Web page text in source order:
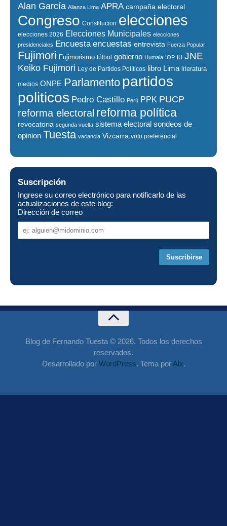
Alan García Alianza Lima APRA campaña electoral
Congreso Constitucion elecciones
elecciones 2026 Elecciones Municipales elecciones
presidenciales Encuesta encuestas entrevista Fuerza Popular
Fujimori Fujimorismo fútbol gobierno Humala IOP IU JNE
Keiko Fujimori Ley de Partidos Políticos libro Lima literatura
medios ONPE Parlamento partidos
politicos Pedro Castillo Perú PPK PUCP
reforma electoral reforma política
revocatoria segunda vuelta sistema electoral sondeos de
opinion Tuesta vacancia Vizcarra voto preferencial
Suscripción
Ingrese su correo electrónico para notificarlo de las
actualizaciones de este blog:
Dirección de correo
de
Blog de Fernando Tuesta © 2026. Todos los derechos
reservados.
Desarrollado por WordPress. Tema porAlx.